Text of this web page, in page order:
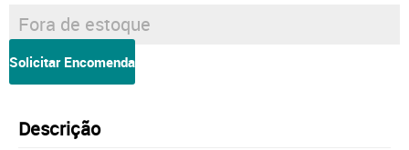
Fora de estoque
Solicitar Encomenda
Descrição